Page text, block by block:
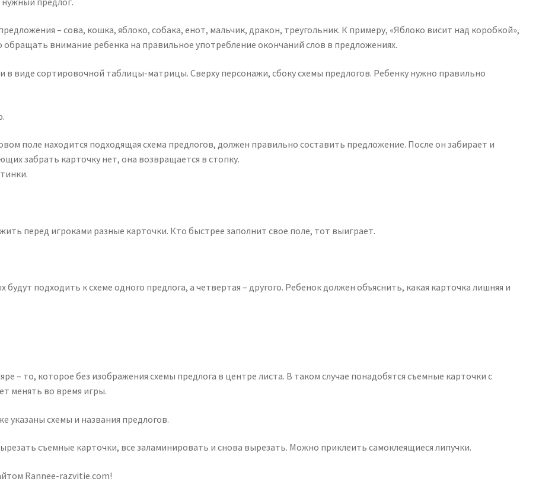
– сова, кошка, яблоко, собака, енот, мальчик, дракон, треугольник. К примеру, «Яблоко висит над коробкой»,
внимание ребенка на правильное употребление окончаний слов в предложениях.
в виде сортировочной таблицы-матрицы. Сверху персонажи, сбоку схемы предлогов. Ребенку нужно правильно
поле находится подходящая схема предлогов, должен правильно составить предложение. После он забирает и
забрать карточку нет, она возвращается в стопку.
перед игроками разные карточки. Кто быстрее заполнит свое поле, тот выиграет.
подходить к схеме одного предлога, а четвертая – другого. Ребенок должен объяснить, какая карточка лишняя и
– то, которое без изображения схемы предлога в центре листа. В таком случае понадобятся съемные карточки с
менять во время игры.
указаны схемы и названия предлогов.
съемные карточки, все заламинировать и снова вырезать. Можно приклеить самоклеящиеся липучки.
Rannee-razvitie.com!